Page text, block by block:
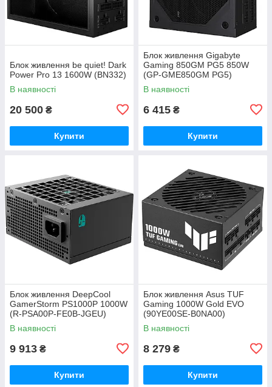
Блок живлення be quiet! Dark
Power Pro 13 1600W (BN332)
В наявності
20 500 ₴
Купити
Блок живлення Gigabyte
Gaming 850GM PG5 850W
(GP-GME850GM PG5)
В наявності
6 415 ₴
Купити
Блок живлення DeepCool
GamerStorm PS1000P 1000W
(R-PSA00P-FE0B-JGEU)
В наявності
9 913 ₴
Купити
Блок живлення Asus TUF
Gaming 1000W Gold EVO
(90YE00SE-B0NA00)
В наявності
8 279 ₴
Купити